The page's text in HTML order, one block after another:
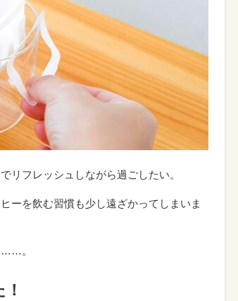
リフレッシュしながら過ごしたい。
ーを飲む習慣も少し遠ざかってしまいま
……。